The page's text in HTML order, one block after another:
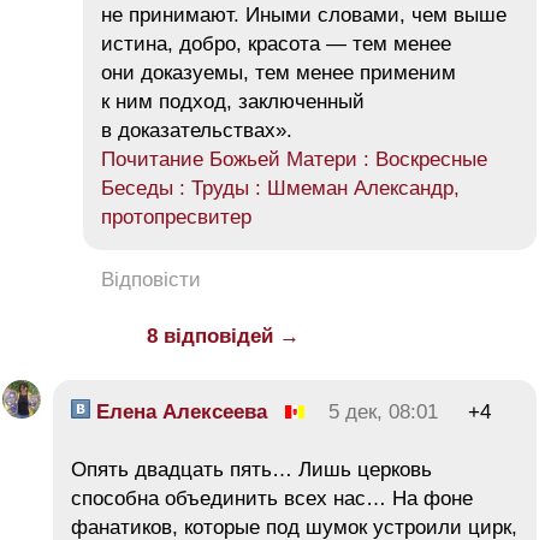
не принимают. Иными словами, чем выше
истина, добро, красота — тем менее
они доказуемы, тем менее применим
к ним подход, заключенный
в доказательствах».
Почитание Божьей Матери : Воскресные
Беседы : Труды : Шмеман Александр,
протопресвитер
Відповісти
8 відповідей →
Елена Алексеева 5 дек, 08:01 +4
Опять двадцать пять… Лишь церковь
способна объединить всех нас… На фоне
фанатиков, которые под шумок устроили цирк,